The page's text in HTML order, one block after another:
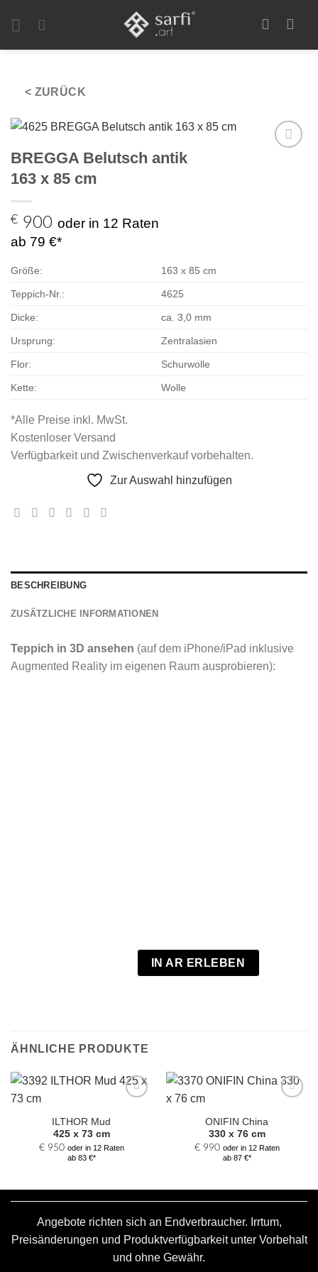
< ZURÜCK
BREGGA Belutsch antik
163 x 85 cm
€ 900 oder in 12 Raten
ab 79 €*
Größe: 163 x 85 cm
Teppich-Nr.: 4625
Dicke: ca. 3,0 mm
Ursprung: Zentralasien
Flor: Schurwolle
Kette: Wolle
*Alle Preise inkl. MwSt.
Kostenloser Versand
Verfügbarkeit und Zwischenverkauf vorbehalten.
Zur Auswahl hinzufügen
BESCHREIBUNG
ZUSÄTZLICHE INFORMATIONEN
Teppich in 3D ansehen (auf dem iPhone/iPad inklusive
Augmented Reality im eigenen Raum ausprobieren):
IN AR ERLEBEN
ÄHNLICHE PRODUKTE
Auswahl
hinzufügen
ILTHOR Mud
425 x 73 cm
€950 oder in 12 Raten
ab 83 €*
hinzufügen
ONIFIN China
330 x 76 cm
€990 oder in 12 Raten
ab 87 €*
Angebote richten sich an Endverbraucher. Irrtum,
Preisänderungen und Produktverfügbarkeit unter Vorbehalt
und ohne Gewähr.